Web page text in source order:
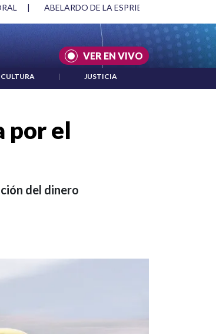
| ACUERDOS ENTRE ESTADOS UNIDOS E
VER EN VIVO
CULTURA | JUSTICIA
por el
del dinero